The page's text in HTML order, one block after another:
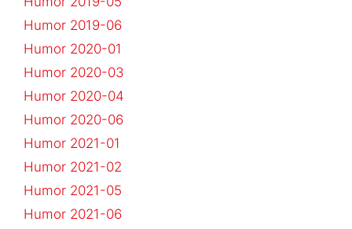
Humor 2019-06
Humor 2020-01
Humor 2020-03
Humor 2020-04
Humor 2020-06
Humor 2021-01
Humor 2021-02
Humor 2021-05
Humor 2021-06